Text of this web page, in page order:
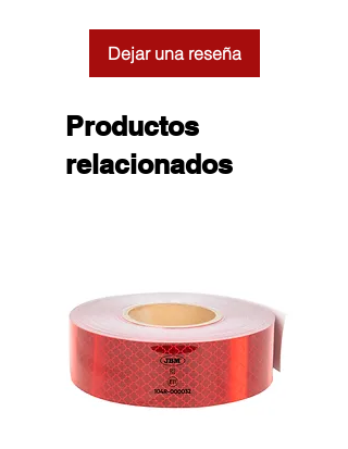
Dejar una reseña
Productos
relacionados